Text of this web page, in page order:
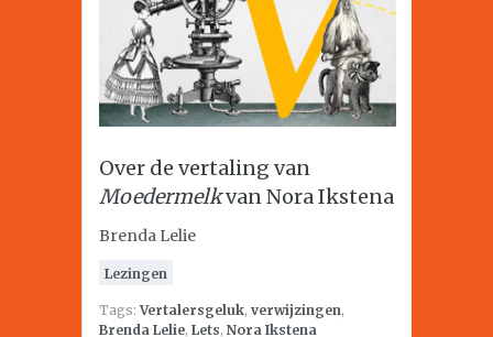
Over de vertaling van
Moedermelkvan Nora Ikstena
Brenda Lelie
Lezingen
Tags:Vertalersgeluk, verwijzingen,
Brenda Lelie, Lets, Nora Ikstena